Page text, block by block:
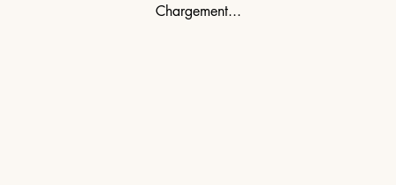
Chargement...